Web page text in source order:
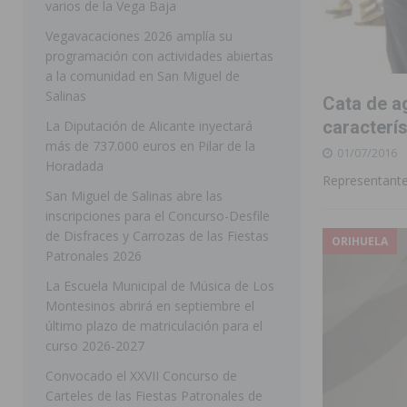
[ 05/08/2026 ]
Orihuela ultima diferentes soluciones
CEIP Virgen de la Puerta
ORIHUELA
[ 05/08/2026 ] Sanidad Orihuela llama a observar el
los desplazamientos
ORIHUELA
Orihuela acogerá una sesión
ORIHUELA
[ 06/08/2026 ]
Redován presenta la programación de
[ 06/08/2026 ] El PSOE denuncia una nueva prórroga
[ 06/08/2026 ]
La Diputación destina dos millones
ellos varios de la Vega Baja
[ 06/08/2026 ] Vegavacaciones 2026 amplía su
Cata de
01/07/2016
ORIHUELA
varios de la Vega Baja
Vegavacaciones 2026 amplía su
programación con actividades abiertas
a la comunidad en San Miguel de
Salinas
La Diputación de Alicante inyectará
más de 737.000 euros en Pilar de la
Horadada
San Miguel de Salinas abre las
inscripciones para el Concurso-Desfile
de Disfraces y Carrozas de las Fiestas
Patronales 2026
La Escuela Municipal de Música de Los
Montesinos abrirá en septiembre el
último plazo de matriculación para el
curso 2026-2027
Convocado el XXVII Concurso de
Carteles de las Fiestas Patronales de